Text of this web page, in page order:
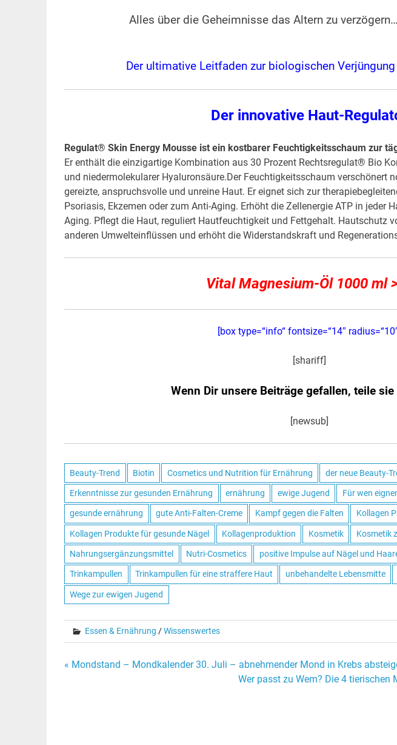
Alles über die Geheimnisse das Altern zu
Der ultimative Leitfaden zur biologischen
Der innovative Haut-
Regulat® Skin Energy Mousse ist ein kostbarer Feuchtigkeitsschaum zur
Er enthält die einzigartige Kombination aus 30 Prozent Rechtsregulat® Bio
und niedermolekularer Hyaluronsäure.Der Feuchtigkeitsschaum verschönert
gereizte, anspruchsvolle und unreine Haut. Er eignet sich zur
Psoriasis, Ekzemen oder zum Anti-Aging. Erhöht die Zellenergie ATP in jeder
Aging. Pflegt die Haut, reguliert Hautfeuchtigkeit und Fettgehalt. Hautschutz
anderen Umwelteinflüssen und erhöht die Widerstandskraft und
Vital Magnesium-Öl 1000 ml
[box type=“info“ fontsize=“14″
[shariff]
Wenn Dir unsere Beiträge gefallen, teile sie
[newsub]
Beauty-Trend Biotin Cosmetics und Nutrition für Ernährung der neue Beauty-
Erkenntnisse zur gesunden Ernährung ernährung ewige Jugend Für wen
gesunde ernährung gute Anti-Falten-Creme Kampf gegen die Falten Kollagen
Kollagen Produkte für gesunde Nägel Kollagenproduktion Kosmetik Kosmetik
Nahrungsergänzungsmittel Nutri-Cosmetics positive Impulse auf Nägel und
Trinkampullen Trinkampullen für eine straffere Haut unbehandelte Lebensmitte
Wege zur ewigen Jugend
Essen & Ernährung /Wissenswertes
« Mondstand – Mondkalender 30. Juli – abnehmender Mond in Krebs
Wer passt zu Wem? Die 4 tierischen